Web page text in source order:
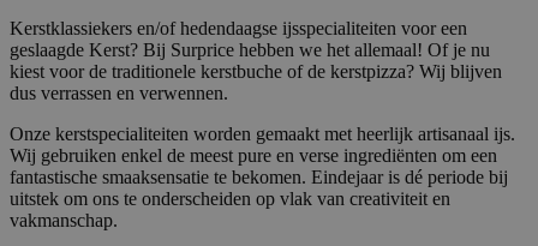
Kerstklassiekers en/of hedendaagse ijsspecialiteiten voor een
geslaagde Kerst? Bij Surprice hebben we het allemaal! Of je nu
kiest voor de traditionele kerstbuche of de kerstpizza? Wij blijven
dus verrassen en verwennen.
Onze kerstspecialiteiten worden gemaakt met heerlijk artisanaal ijs.
Wij gebruiken enkel de meest pure en verse ingrediënten om een
fantastische smaaksensatie te bekomen. Eindejaar is dé periode bij
uitstek om ons te onderscheiden op vlak van creativiteit en
vakmanschap.